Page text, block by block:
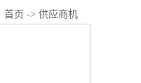
首页 -> 供应商机